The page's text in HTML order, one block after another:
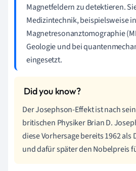
Magnetfeldern zu detektieren.
Medizintechnik, beispielsweise
Magnetresonanztomographie
Geologie und bei
eingesetzt.
Der Josephson-Effekt ist nach
britischen Physiker Brian D.
diese Vorhersage bereits 1962
und dafür später den Nobelpreis